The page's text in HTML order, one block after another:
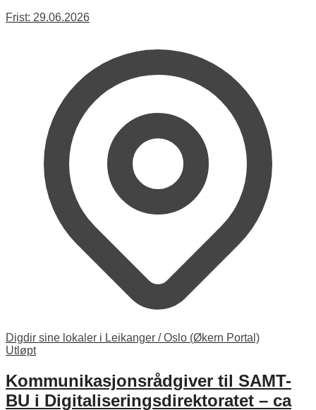
Frist: 29.06.2026
Digdir sine lokaler i Leikanger / Oslo (Økern Portal)
Utløpt
Kommunikasjonsrådgiver til SAMT-
BU i Digitaliseringsdirektoratet – ca